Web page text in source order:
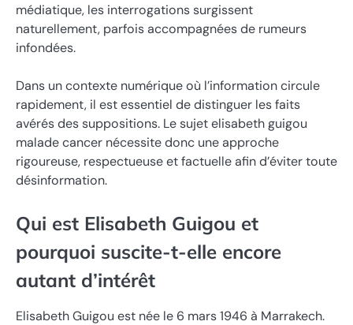
médiatique, les interrogations surgissent
naturellement, parfois accompagnées de rumeurs
infondées.
Dans un contexte numérique où l’information circule
rapidement, il est essentiel de distinguer les faits
avérés des suppositions. Le sujet elisabeth guigou
malade cancer nécessite donc une approche
rigoureuse, respectueuse et factuelle afin d’éviter toute
désinformation.
Qui est Elisabeth Guigou et
pourquoi suscite-t-elle encore
autant d’intérêt
Elisabeth Guigou est née le 6 mars 1946 à Marrakech.